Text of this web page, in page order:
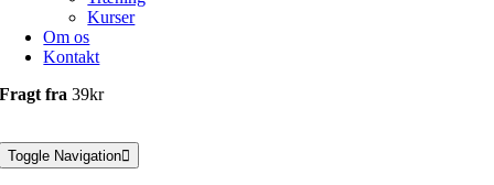
Kurser
Om os
Kontakt
Fragt fra39kr
Toggle Navigation